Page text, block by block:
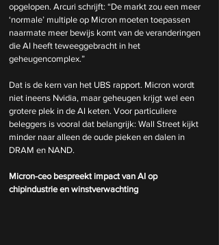
opgelopen. Arcuri schrijft: “De markt zou een meer
‘normale’ multiple op Micron moeten toepassen
naarmate meer bewijs komt van de veranderingen
die AI heeft teweeggebracht in het
geheugencomplex.”
Dat is de kern van het UBS rapport. Micron wordt
niet ineens Nvidia, maar geheugen krijgt wel een
grotere plek in de AI keten. Voor particuliere
beleggers is vooral dat belangrijk: Wall Street kijkt
minder naar alleen de oude pieken en dalen in
DRAM en NAND.
Micron-ceo bespreekt impact van AI op
chipindustrie en winstverwachting